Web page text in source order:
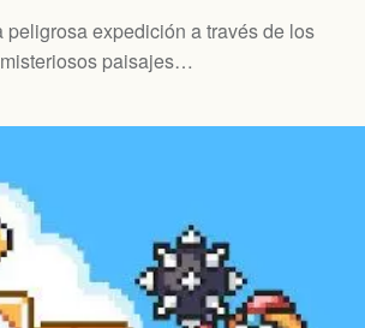
peligrosa expedición a través de los
misteriosos paisajes…